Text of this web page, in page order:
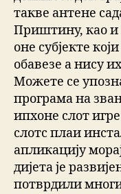
такве антене
Приштину, као и
оне субјекте
обавезе а нису
Можете се
програма на
ипхоне слот
слотс плаи
апликацију
дијета је
потврдили